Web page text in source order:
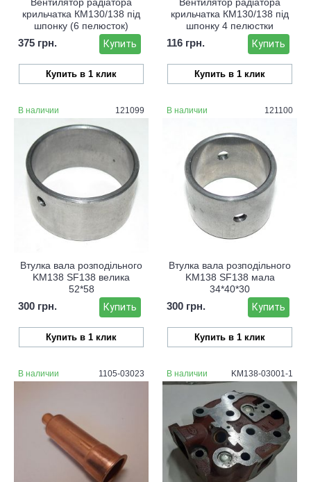
крильчатка КМ130/138 під
шпонку (6 пелюсток)
375 грн. Купить
Купить в 1 клик
крильчатка КМ130/138 під
шпонку 4 пелюстки
116 грн. Купить
Купить в 1 клик
В наличии 121099
Втулка вала розподільного
KM138 SF138 велика
52*58
300 грн. Купить
Купить в 1 клик
В наличии 121100
Втулка вала розподільного
KM138 SF138 мала
34*40*30
300 грн. Купить
Купить в 1 клик
В наличии 1105-03023 В наличии KM138-03001-1